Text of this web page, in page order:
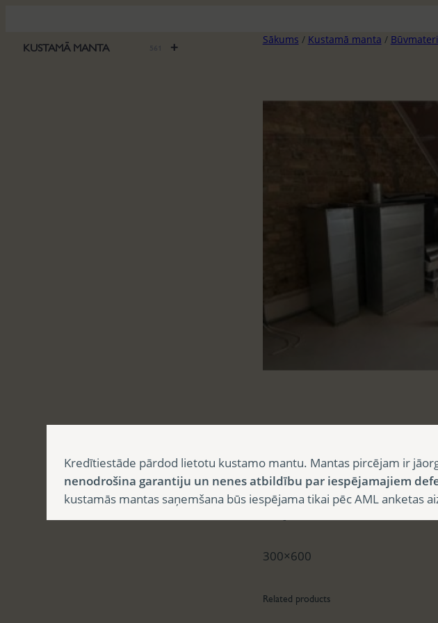
saturu
+
KUSTAMĀ MANTA
Sākums / Kustamā manta /
Apraksts
300×600
Related products
Kredītiestāde pārdod lietotu kustamo mantu. Mantas pircējam ir
nenodrošina garantiju un nenes atbildību par iespējamajiem
kustamās mantas saņemšana būs iespējama tikai pēc AML anketas